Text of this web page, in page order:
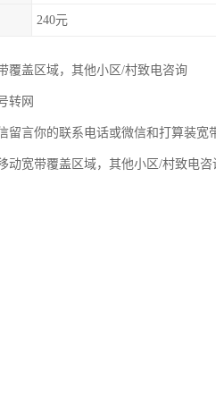
240元
覆盖区域，其他小区/村致电咨询
转网
留言你的联系电话或微信和打算装
动宽带覆盖区域，其他小区/村致电咨